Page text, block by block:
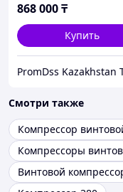
868 000₸
Купить
PromDss Kazakhstan
Смотри также
Компрессор
Компрессоры
Винтовой